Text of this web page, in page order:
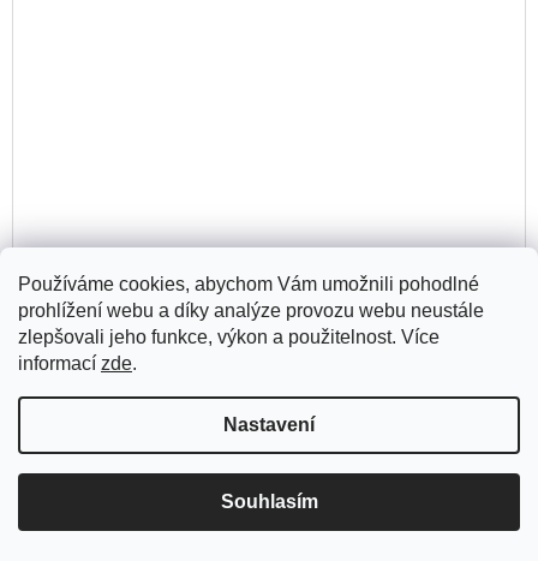
Používáme cookies, abychom Vám umožnili pohodlné
prohlížení webu a díky analýze provozu webu neustále
zlepšovali jeho funkce, výkon a použitelnost. Více
informací zde.
Nastavení
Souhlasím
Flash Art Czech and Slovak edition No. 46/ December